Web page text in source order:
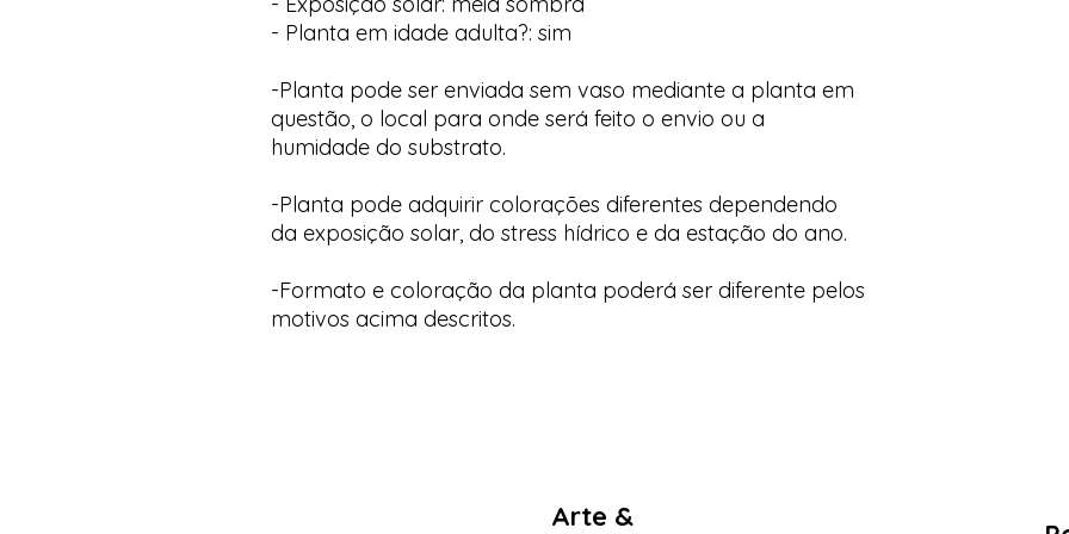
- Planta em idade adulta?: sim
-Planta pode ser enviada sem vaso mediante a planta em
questão, o local para onde será feito o envio ou a
humidade do substrato.
-Planta pode adquirir colorações diferentes dependendo
da exposição solar, do stress hídrico e da estação do ano.
-Formato e coloração da planta poderá ser diferente pelos
motivos acima descritos.
Arte &